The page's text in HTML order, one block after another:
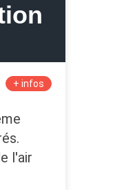
+ infos
l'air